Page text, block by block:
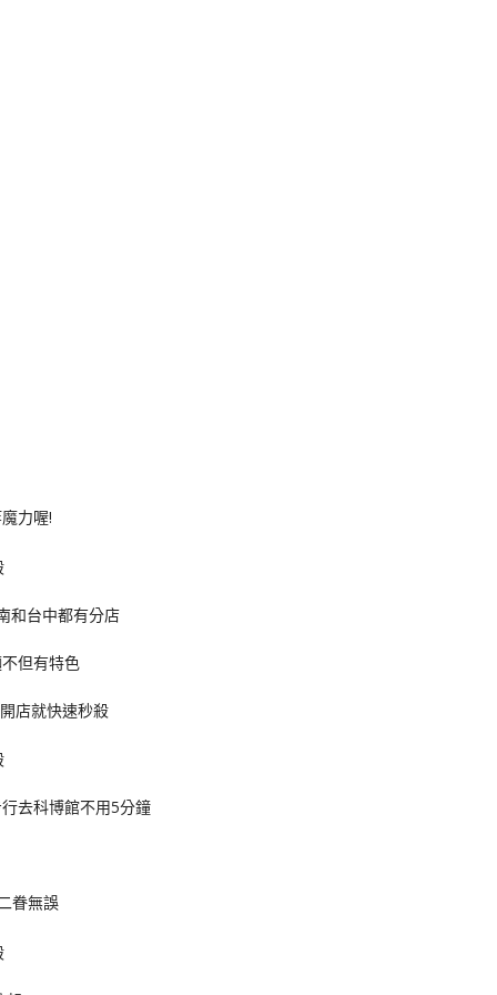
力喔!
和台中都有分店
但有特色
店就快速秒殺
去科博館不用5分鐘
眷無誤